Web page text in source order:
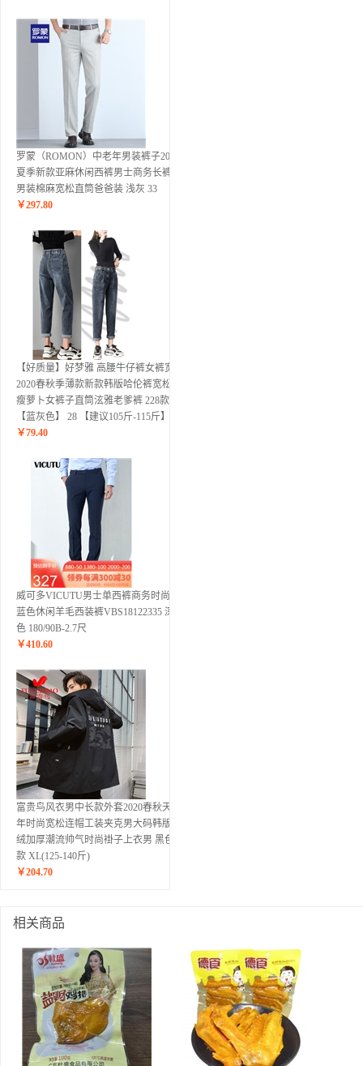
罗蒙（ROMON）中老年男装裤子2020
夏季新款亚麻休闲西裤男士商务长裤子
男装棉麻宽松直筒爸爸装 浅灰 33
￥297.80
【好质量】好梦雅 高腰牛仔裤女裤宽松
2020春秋季薄款新款韩版哈伦裤宽松显
瘦萝卜女裤子直筒泫雅老爹裤 228款
【蓝灰色】 28 【建议105斤-115斤】
￥79.40
威可多VICUTU男士单西裤商务时尚深
蓝色休闲羊毛西装裤VBS18122335 深蓝
色 180/90B-2.7尺
￥410.60
富贵鸟风衣男中长款外套2020春秋天青
年时尚宽松连帽工装夹克男大码韩版加
绒加厚潮流帅气时尚褂子上衣男 黑色薄
款 XL(125-140斤)
￥204.70
相关商品